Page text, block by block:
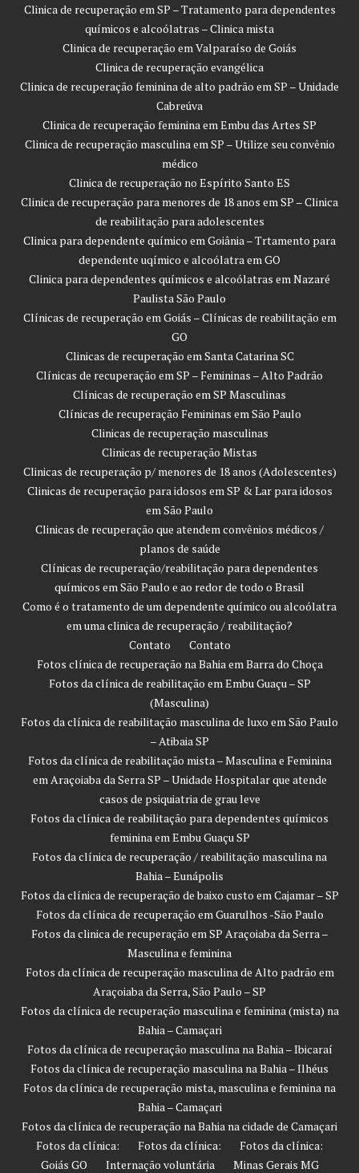
Clinica de recuperação em SP – Tratamento para dependentes
químicos e alcoólatras – Clinica mista
Clinica de recuperação em Valparaíso de Goiás
Clinica de recuperação evangélica
Clinica de recuperação feminina de alto padrão em SP – Unidade
Cabreúva
Clinica de recuperação feminina em Embu das Artes SP
Clinica de recuperação masculina em SP – Utilize seu convênio
médico
Clinica de recuperação no Espírito Santo ES
Clinica de recuperação para menores de 18 anos em SP – Clinica
de reabilitação para adolescentes
Clinica para dependente químico em Goiânia – Trtamento para
dependente uqímico e alcoólatra em GO
Clinica para dependentes químicos e alcoólatras em Nazaré
Paulista São Paulo
Clínicas de recuperação em Goiás – Clínicas de reabilitação em
GO
Clinicas de recuperação em Santa Catarina SC
Clínicas de recuperação em SP – Femininas – Alto Padrão
Clínicas de recuperação em SP Masculinas
Clínicas de recuperação Femininas em São Paulo
Clinicas de recuperação masculinas
Clinicas de recuperação Mistas
Clinicas de recuperação p/ menores de 18 anos (Adolescentes)
Clinicas de recuperação para idosos em SP & Lar para idosos
em São Paulo
Clinicas de recuperação que atendem convênios médicos /
planos de saúde
Clínicas de recuperação/reabilitação para dependentes
químicos em São Paulo e ao redor de todo o Brasil
Como é o tratamento de um dependente químico ou alcoólatra
em uma clinica de recuperação / reabilitação?
Contato
Contato
Fotos clínica de recuperação na Bahia em Barra do Choça
Fotos da clínica de reabilitação em Embu Guaçu – SP
(Masculina)
Fotos da clínica de reabilitação masculina de luxo em São Paulo
– Atibaia SP
Fotos da clínica de reabilitação mista – Masculina e Feminina
em Araçoiaba da Serra SP – Unidade Hospitalar que atende
casos de psiquiatria de grau leve
Fotos da clínica de reabilitação para dependentes químicos
feminina em Embu Guaçu SP
Fotos da clínica de recuperação / reabilitação masculina na
Bahia – Eunápolis
Fotos da clínica de recuperação de baixo custo em Cajamar – SP
Fotos da clínica de recuperação em Guarulhos -São Paulo
Fotos da clinica de recuperação em SP Araçoiaba da Serra –
Masculina e feminina
Fotos da clínica de recuperação masculina de Alto padrão em
Araçoiaba da Serra, São Paulo – SP
Fotos da clínica de recuperação masculina e feminina (mista) na
Bahia – Camaçari
Fotos da clínica de recuperação masculina na Bahia – Ibicaraí
Fotos da clínica de recuperação masculina na Bahia – Ilhéus
Fotos da clínica de recuperação mista, masculina e feminina na
Bahia – Camaçari
Fotos da clínica de recuperação na Bahia na cidade de Camaçari
Fotos da clínica:
Fotos da clínica:
Fotos da clínica:
Goiás GO
Internação voluntária Minas Gerais MG